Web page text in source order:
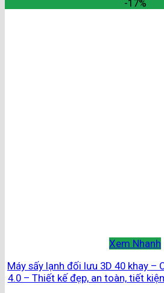
-17%
Xem Nhanh
Máy sấy lạnh đối lưu 3D 40 khay –
4.0 – Thiết kế đẹp, an toàn, tiết